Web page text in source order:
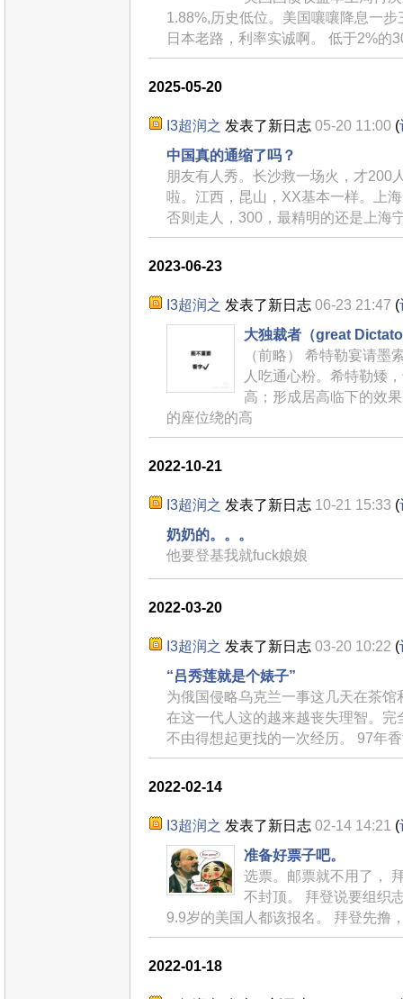
1.88%,历史低位。美国嚷嚷降息一
日本老路，利率实诚啊。 低于2%的
2025-05-20
I3超润之 发表了新日志 05-20 11:00 (
中国真的通缩了吗？
朋友有人秀。长沙救一场火，才200
啦。江西，昆山，XX基本一样。上
否则走人，300，最精明的还是上海
2023-06-23
I3超润之 发表了新日志 06-23 21:47 (
大独裁者（great
（前略） 希特勒宴请墨
人吃通心粉。希特勒矮
高；形成居高临下的效
的座位绕的高
2022-10-21
I3超润之 发表了新日志 10-21 15:33 (
奶奶的。。。
他要登基我就fuck娘娘
2022-03-20
I3超润之 发表了新日志 03-20 10:22 (
“吕秀莲就是个婊子”
为俄国侵略乌克兰一事这几天在茶
在这一代人这的越来越丧失理智。完
不由得想起更找的一次经历。 97年
2022-02-14
I3超润之 发表了新日志 02-14 14:21 (
准备好票子吧。
选票。邮票就不用了，
不封顶。 拜登说要组织
9.9岁的美国人都该报名。 拜登先撸
2022-01-18